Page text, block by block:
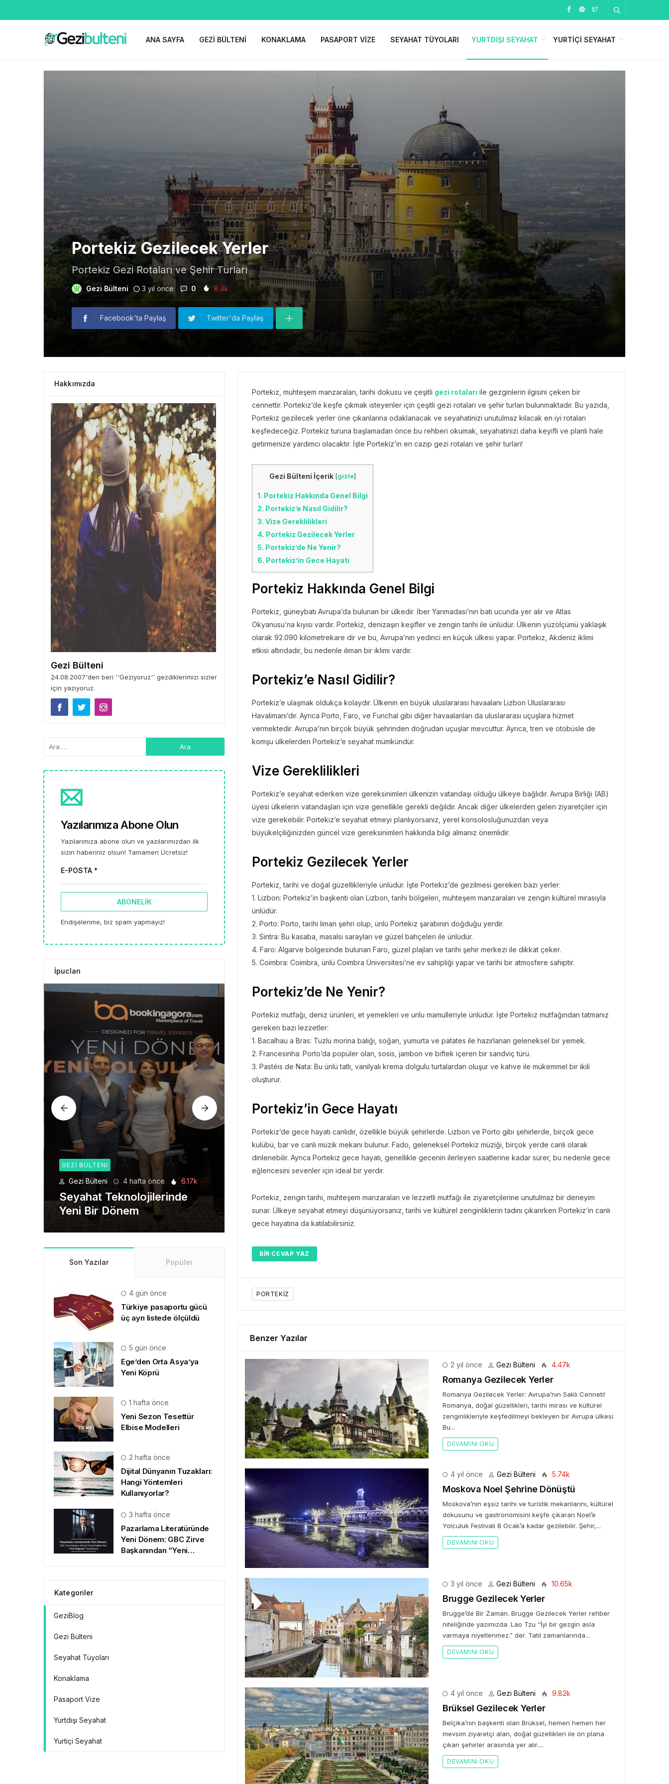
ANA SAYFA GEZI BÜLTENI KONAKLAMA PASAPORT VIZE SEYAHAT TÜYOLARI YURTDIŞI SEYAHAT YURTIÇI SEYAHAT
Portekiz Gezilecek Yerler
Portekiz Gezi Rotaları ve Şehir Turları
Gezi Bülteni 3 yıl önce 0 8.4k
Facebook'ta Paylaş Twitter'da Paylaş
Portekiz, muhteşem manzaraları, tarihi dokusu ve çeşitli gezi rotaları ile gezginlerin ilgisini çeken bir
cennettir. Portekiz’de keşfe çıkmak isteyenler için çeşitli gezi rotaları ve şehir turları bulunmaktadır. Bu yazıda,
Portekiz gezilecek yerler öne çıkanlarına odaklanacak ve seyahatinizi unutulmaz kılacak en iyi rotaları
keşfedeceğiz. Portekiz turuna başlamadan önce bu rehberi okumak, seyahatinizi daha keyifli ve planlı hale
getirmenize yardımcı olacaktır. İşte Portekiz’in en cazip gezi rotaları ve şehir turları!
Gezi Bülteni İçerik [gizle]
1. Portekiz Hakkında Genel Bilgi
2. Portekiz’e Nasıl Gidilir?
3. Vize Gereklilikleri
4. Portekiz Gezilecek Yerler
5. Portekiz’de Ne Yenir?
6. Portekiz’in Gece Hayatı
Portekiz Hakkında Genel Bilgi
Portekiz, güneybatı Avrupa’da bulunan bir ülkedir. İber Yarımadası’nın batı ucunda yer alır ve Atlas
Okyanusu’na kıyısı vardır. Portekiz, denizaşırı keşifler ve zengin tarihi ile ünlüdür. Ülkenin yüzölçümü yaklaşık
olarak 92.090 kilometrekare dir ve bu, Avrupa’nın yedinci en küçük ülkesi yapar. Portekiz, Akdeniz iklimi
etkisi altındadır, bu nedenle ılıman bir iklimi vardır.
Portekiz’e Nasıl Gidilir?
Portekiz’e ulaşmak oldukça kolaydır. Ülkenin en büyük uluslararası havaalanı Lizbon Uluslararası
Havalimanı’dır. Ayrıca Porto, Faro, ve Funchal gibi diğer havaalanları da uluslararası uçuşlara hizmet
vermektedir. Avrupa’nın birçok büyük şehrinden doğrudan uçuşlar mevcuttur. Ayrıca, tren ve otobüsle de
komşu ülkelerden Portekiz’e seyahat mümkündür.
Vize Gereklilikleri
Portekiz’e seyahat ederken vize gereksinimleri ülkenizin vatandaşı olduğu ülkeye bağlıdır. Avrupa Birliği (AB)
üyesi ülkelerin vatandaşları için vize genellikle gerekli değildir. Ancak diğer ülkelerden gelen ziyaretçiler için
vize gerekebilir. Portekiz’e seyahat etmeyi planlıyorsanız, yerel konsolosluğunuzdan veya
büyükelçiliğinizden güncel vize gereksinimleri hakkında bilgi almanız önemlidir.
Portekiz Gezilecek Yerler
Portekiz, tarihi ve doğal güzellikleriyle ünlüdür. İşte Portekiz’de gezilmesi gereken bazı yerler:
1. Lizbon: Portekiz’in başkenti olan Lizbon, tarihi bölgeleri, muhteşem manzaraları ve zengin kültürel mirasıyla
ünlüdür.
2. Porto: Porto, tarihi liman şehri olup, ünlü Portekiz şarabının doğduğu yerdir.
3. Sintra: Bu kasaba, masalsı sarayları ve güzel bahçeleri ile ünlüdür.
4. Faro: Algarve bölgesinde bulunan Faro, güzel plajları ve tarihi şehir merkezi ile dikkat çeker.
5. Coimbra: Coimbra, ünlü Coimbra Üniversitesi’ne ev sahipliği yapar ve tarihi bir atmosfere sahiptir.
Portekiz’de Ne Yenir?
Portekiz mutfağı, deniz ürünleri, et yemekleri ve unlu mamulleriyle ünlüdür. İşte Portekiz mutfağından tatmanız
gereken bazı lezzetler:
1. Bacalhau a Bras: Tuzlu morina balığı, soğan, yumurta ve patates ile hazırlanan geleneksel bir yemek.
2. Francesinha: Porto’da popüler olan, sosis, jambon ve biftek içeren bir sandviç türü.
3. Pastéis de Nata: Bu ünlü tatlı, vanilyalı krema dolgulu turtalardan oluşur ve kahve ile mükemmel bir ikili
oluşturur.
Portekiz’in Gece Hayatı
Portekiz’de gece hayatı canlıdır, özellikle büyük şehirlerde. Lizbon ve Porto gibi şehirlerde, birçok gece
kulübü, bar ve canlı müzik mekanı bulunur. Fado, geleneksel Portekiz müziği, birçok yerde canlı olarak
dinlenebilir. Ayrıca Portekiz gece hayatı, genellikle gecenin ilerleyen saatlerine kadar sürer, bu nedenle gece
eğlencesini sevenler için ideal bir yerdir.
Portekiz, zengin tarihi, muhteşem manzaraları ve lezzetli mutfağı ile ziyaretçilerine unutulmaz bir deneyim
sunar. Ülkeye seyahat etmeyi düşünüyorsanız, tarihi ve kültürel zenginliklerin tadını çıkarırken Portekiz’in canlı
gece hayatına da katılabilirsiniz.
BIR CEVAP YAZ
PORTEKIZ
Benzer Yazılar
2 yıl önce Gezi Bülteni 4.47k
Romanya Gezilecek Yerler
Romanya Gezilecek Yerler: Avrupa’nın Saklı Cenneti!
Romanya, doğal güzellikleri, tarihi mirası ve kültürel
zenginlikleriyle keşfedilmeyi bekleyen bir Avrupa ülkesi.
Bu...
DEVAMINI OKU
4 yıl önce Gezi Bülteni 5.74k
Moskova Noel Şehrine Dönüştü
Moskova’nın eşsiz tarihi ve turistik mekanlarını, kültürel
dokusunu ve gastronomisini keşfe çıkaran Noel’e
Yolculuk Festivali 8 Ocak’a kadar gezilebilir. Şehir,...
DEVAMINI OKU
3 yıl önce Gezi Bülteni 10.65k
Brugge Gezilecek Yerler
Brugge’de Bir Zaman. Brugge Gezilecek Yerler rehber
niteliğinde yazımızda. Lao Tzu “İyi bir gezgin asla
varmaya niyetlenmez.” der. Tatil zamanlarında...
DEVAMINI OKU
4 yıl önce Gezi Bülteni 9.82k
Brüksel Gezilecek Yerler
Belçika’nın başkenti olan Brüksel, hemen hemen her
mevsim ziyaretçi alan, doğal güzellikleri ile ön plana
çıkan şehirler arasında yer alır....
DEVAMINI OKU
Hakkımızda
Gezi Bülteni
24.08.2007'den beri ''Geziyoruz'' gezdiklerimizi sizler
için yazıyoruz.
Yazılarımıza Abone Olun
Yazılarımıza abone olun ve yazılarımızdan ilk
sizin haberiniz olsun! Tamamen Ücretsiz!
E-POSTA *
ABONELIK
Endişelenme, biz spam yapmayız!
İpucları
GEZI BÜLTENI
Gezi Bülteni 1 ay önce 8.92k
Manevi Yolculukta Yeni
Dönem
Emirates ile Yazın En Lüks
Kaçamağı
Kristal Elma’ya Uzanan
Başarı Hikâyesi
Son Yazılar Popüler
4 gün önce
Türkiye pasaportu gücü
üç ayrı listede ölçüldü
5 gün önce
Ege’den Orta Asya’ya
Yeni Köprü
1 hafta önce
Yeni Sezon Tesettür
Elbise Modelleri
2 hafta önce
Dijital Dünyanın Tuzakları:
Hangi Yöntemleri
Kullanıyorlar?
3 hafta önce
Pazarlama Literatüründe
Yeni Dönem: GBC Zirve
Başkanından “Yeni
Kategoriler
GeziBlog
Gezi Bülteni
Seyahat Tüyoları
Konaklama
Pasaport Vize
Yurtdışı Seyahat
Yurtiçi Seyahat